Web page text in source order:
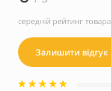
середній рейтинг товара
Залишити відгук